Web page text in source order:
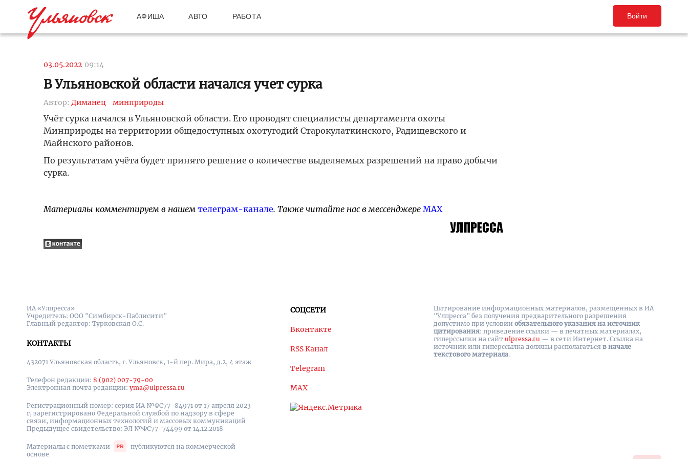
АФИША АВТО РАБОТА Войти
03.05.2022 09:14
В Ульяновской области начался учет сурка
Автор: Диманец минприроды
Учёт сурка начался в Ульяновской области. Его проводят специалисты департамента охоты
Минприроды на территории общедоступных охотугодий Старокулаткинского, Радищевского и
Майнского районов.
По результатам учёта будет принято решение о количестве выделяемых разрешений на право добычи
сурка.
Материалы комментируем в нашем телеграм-канале. Также читайте нас в мессенджере MAX
ИА «Улпресса»
Учредитель: ООО "Симбирск-Паблисити"
Главный редактор: Турковская О.С.
КОНТАКТЫ
432071 Ульяновская область, г. Ульяновск, 1-й пер. Мира, д.2, 4 этаж
Телефон редакции: 8 (902) 007-79-00
Электронная почта редакции: yma@ulpressa.ru
Регистрационный номер: серия ИА №ФС77-84971 от 17 апреля 2023
г, зарегистрировано Федеральной службой по надзору в сфере
связи, информационных технологий и массовых коммуникаций
Предыдущее свидетельство: ЭЛ №ФС77-74499 от 14.12.2018
Материалы с пометками
публикуются на коммерческой
основе
СОЦСЕТИ
Вконтакте
RSS Канал
Telegram
MAX
Цитирование информационных материалов, размещенных в ИА
"Улпресса" без получения предварительного разрешения
допустимо при условии обязательного указания на источник
цитирования: приведение ссылки — в печатных материалах,
гиперссылки на cайт ulpressa.ru — в сети Интернет. Ссылка на
источник или гиперссылка должны располагаться в начале
текстового материала.